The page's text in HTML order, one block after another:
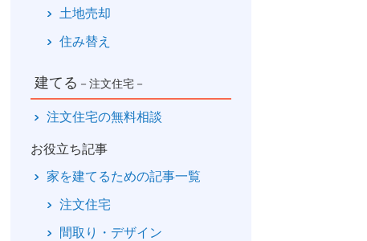
土地売却
住み替え
建てる －注文住宅－
注文住宅の無料相談
お役立ち記事
家を建てるための記事一覧
注文住宅
間取り・デザイン